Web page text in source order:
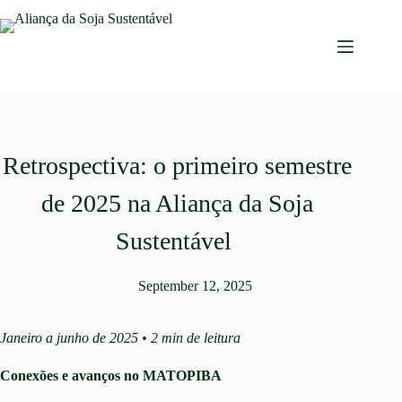
Retrospectiva: o primeiro semestre
de 2025 na Aliança da Soja
Sustentável
September 12, 2025
Janeiro a junho de 2025 • 2 min de leitura
Conexões e avanços no MATOPIBA